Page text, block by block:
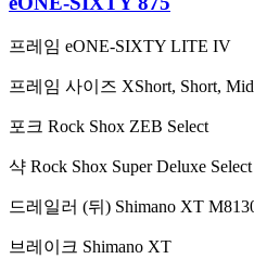
프레임 eONE-SIXTY LITE IV
프레임 사이즈 XShort, Short,
포크 Rock Shox ZEB Select
샥 Rock Shox Super Deluxe Select
드레일러 (뒤) Shimano XT
브레이크 Shimano XT